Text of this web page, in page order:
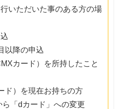
いただいた事のある方の場
以降の申込
カード）を所持したこと
ド）を現在お持ちの方
「dカード」への変更